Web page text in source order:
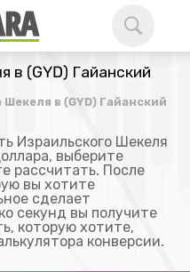
в (GYD) Гайанский
в (GYD) Гайанский
Израильского Шекеля
выберите
рассчитать. После
вы хотите
сделает
секунд вы получите
которую хотите,
конверсии.